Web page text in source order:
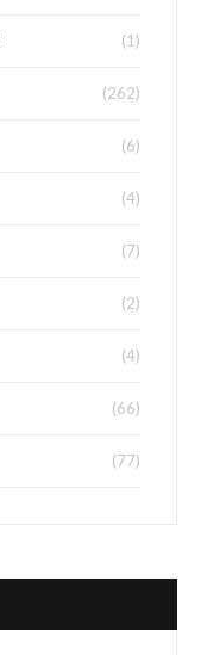
(1)
(262)
(6)
(4)
(7)
(2)
(4)
(66)
(77)